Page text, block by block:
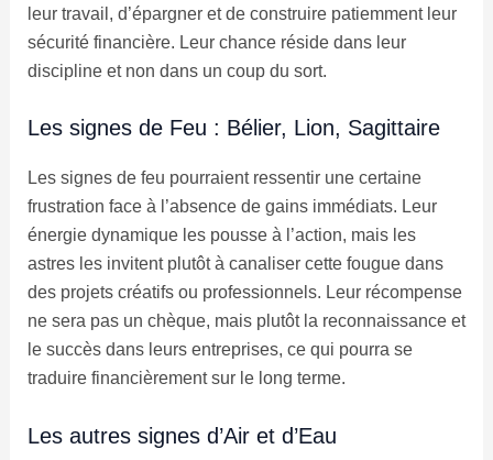
leur travail, d’épargner et de construire patiemment leur
sécurité financière. Leur chance réside dans leur
discipline et non dans un coup du sort.
Les signes de Feu : Bélier, Lion, Sagittaire
Les signes de feu pourraient ressentir une certaine
frustration face à l’absence de gains immédiats. Leur
énergie dynamique les pousse à l’action, mais les
astres les invitent plutôt à canaliser cette fougue dans
des projets créatifs ou professionnels. Leur récompense
ne sera pas un chèque, mais plutôt la reconnaissance et
le succès dans leurs entreprises, ce qui pourra se
traduire financièrement sur le long terme.
Les autres signes d’Air et d’Eau